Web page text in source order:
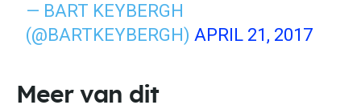
— BART KEYBERGH
(@BARTKEYBERGH)APRIL 21, 2017
Meer van dit